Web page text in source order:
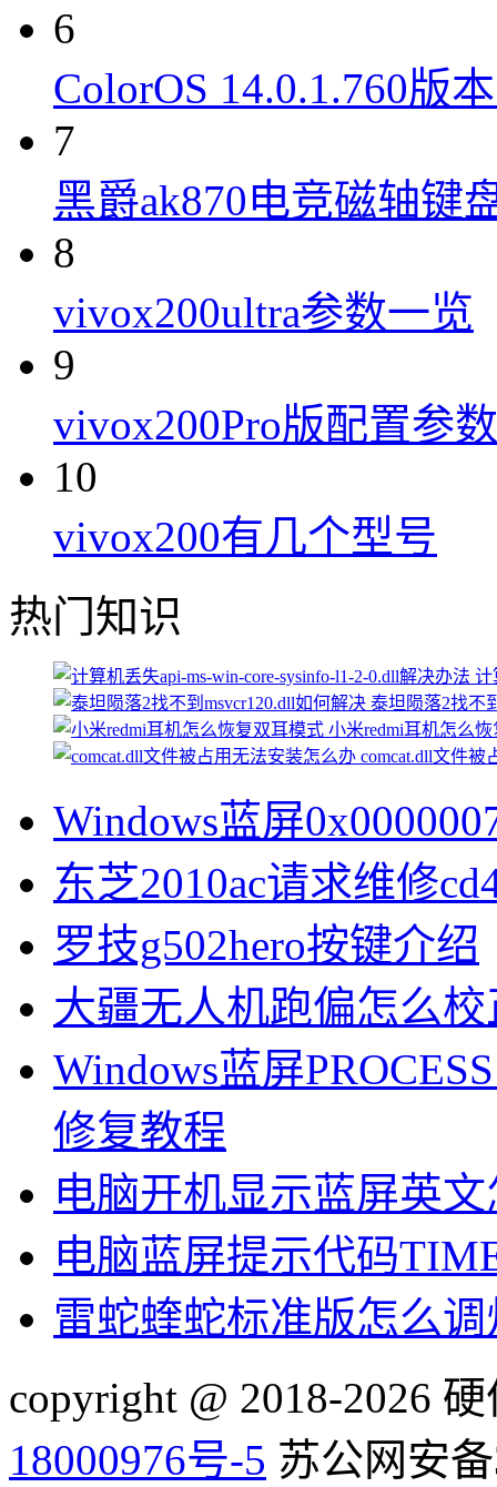
6
ColorOS 14.0.1.760版
7
黑爵ak870电竞磁轴键
8
vivox200ultra参数一览
9
vivox200Pro版配置参数
10
vivox200有几个型号
热门知识
计
泰坦陨落2找不
小米redmi耳机怎么
comcat.dll文件被
Windows蓝屏
东芝2010ac请求维修
罗技g502hero按键介绍
大疆无人机跑偏怎么校
Windows蓝屏
修复教程
电脑开机显示蓝屏英
电脑蓝屏提示代码
雷蛇蝰蛇标准版怎么
copyright @ 2018-2026
18000976号-5 苏公网安